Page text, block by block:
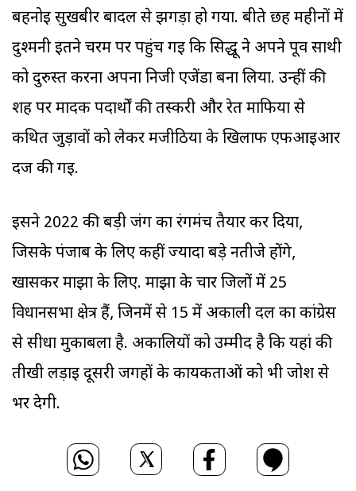
बहनोई सुखबीर बादल से झगड़ा हो गया. बीते छह महीनों में
दुश्मनी इतने चरम पर पहुंच गई कि सिद्धू ने अपने पूर्व साथी
को दुरुस्त करना अपना निजी एजेंडा बना लिया. उन्हीं की
शह पर मादक पदार्थों की तस्करी और रेत माफिया से
कथित जुड़ावों को लेकर मजीठिया के खिलाफ एफआइआर
दर्ज की गई.
इसने 2022 की बड़ी जंग का रंगमंच तैयार कर दिया,
जिसके पंजाब के लिए कहीं ज्यादा बड़े नतीजे होंगे,
खासकर माझा के लिए. माझा के चार जिलों में 25
विधानसभा क्षेत्र हैं, जिनमें से 15 में अकाली दल का कांग्रेस
से सीधा मुकाबला है. अकालियों को उम्मीद है कि यहां की
तीखी लड़ाई दूसरी जगहों के कार्यकर्ताओं को भी जोश से
भर देगी.